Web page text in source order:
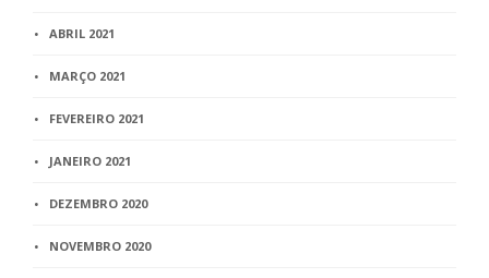
ABRIL 2021
MARÇO 2021
FEVEREIRO 2021
JANEIRO 2021
DEZEMBRO 2020
NOVEMBRO 2020